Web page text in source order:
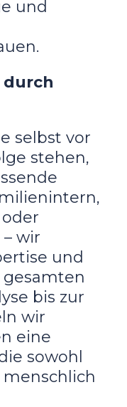
und
selbst vor
stehen,
wir
und
bis zur
wir
eine
sowohl